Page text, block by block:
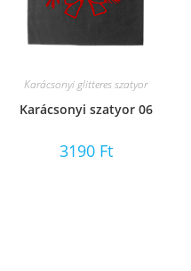
Karácsonyi glitteres szatyor
Karácsonyi szatyor 06
3190 Ft